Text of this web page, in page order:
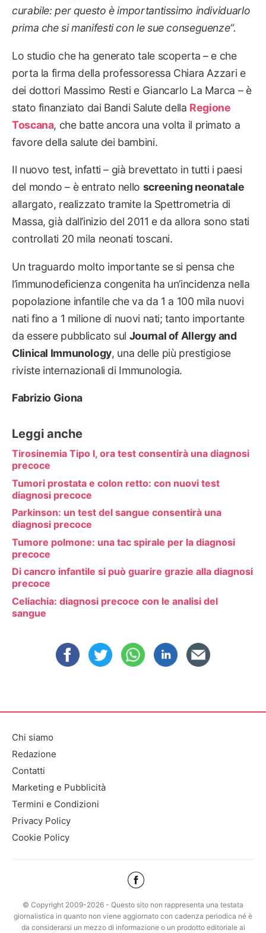
curabile: per questo è importantissimo individuarlo
prima che si manifesti con le sue conseguenze“.
Lo studio che ha generato tale scoperta – e che
porta la firma della professoressa Chiara Azzari e
dei dottori Massimo Resti e Giancarlo La Marca – è
stato finanziato dai Bandi Salute della Regione
Toscana, che batte ancora una volta il primato a
favore della salute dei bambini.
Il nuovo test, infatti – già brevettato in tutti i paesi
del mondo – è entrato nello screening neonatale
allargato, realizzato tramite la Spettrometria di
Massa, già dall’inizio del 2011 e da allora sono stati
controllati 20 mila neonati toscani.
Un traguardo molto importante se si pensa che
l’immunodeficienza congenita ha un’incidenza nella
popolazione infantile che va da 1 a 100 mila nuovi
nati fino a 1 milione di nuovi nati; tanto importante
da essere pubblicato sul Journal of Allergy and
Clinical Immunology, una delle più prestigiose
riviste internazionali di Immunologia.
Fabrizio Giona
Leggi anche
Tirosinemia Tipo I, ora test consentirà una diagnosi
precoce
Tumori prostata e colon retto: con nuovi test
diagnosi precoce
Parkinson: un test del sangue consentirà una
diagnosi precoce
Tumore polmone: una tac spirale per la diagnosi
precoce
Di cancro infantile si può guarire grazie alla diagnosi
precoce
Celiachia: diagnosi precoce con le analisi del
sangue
Chi siamo
Redazione
Contatti
Marketing e Pubblicità
Termini e Condizioni
Privacy Policy
Cookie Policy
© Copyright 2009-2026 - Questo sito non rappresenta una testata
giornalistica in quanto non viene aggiornato con cadenza periodica né è
da considerarsi un mezzo di informazione o un prodotto editoriale ai